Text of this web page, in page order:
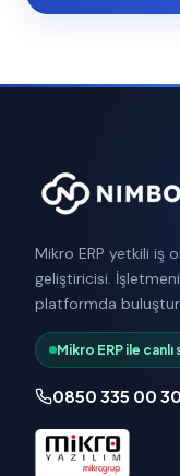
Mikro ERP yetkili iş
geliştiricisi.
platformda
Mikro ERP ile
0850 335 00 30